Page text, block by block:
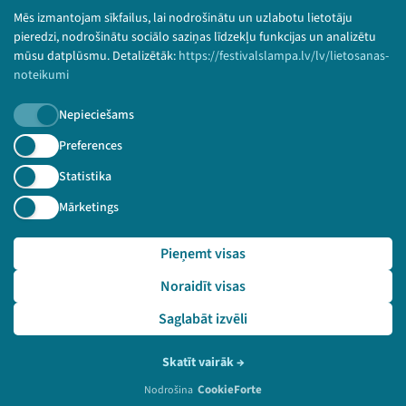
Mēs izmantojam sīkfailus, lai nodrošinātu un uzlabotu lietotāju
pieredzi, nodrošinātu sociālo saziņas līdzekļu funkcijas un analizētu
mūsu datplūsmu. Detalizētāk: https://festivalslampa.lv/lv/lietosanas-
noteikumi
Nepieciešams
Preferences
Statistika
Mārketings
Saglabāt izvēli
Noraidīt visas
Pieņemt visas
Skatīt vairāk→
Nodrošina CookieForte
© 2026 Sarunu festivāls LAMPA Visas tiesības
paturētas.
Piesakies jaunumiem!
Nepalaid garām aktuālāko informāciju!
🔗 https://festivalslampa.lv/lv/video-arhivs/2448?sp